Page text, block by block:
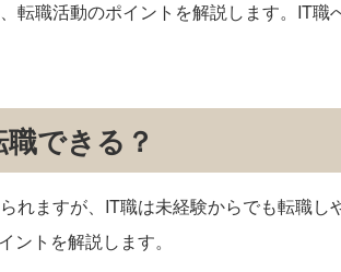
転職活動のポイントを解説します。IT職
できる？
れますが、IT職は未経験からでも転職し
ントを解説します。